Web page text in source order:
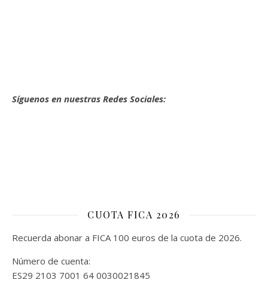
Síguenos en nuestras Redes Sociales:
CUOTA FICA 2026
Recuerda abonar a FICA 100 euros de la cuota de 2026.
Número de cuenta:
ES29 2103 7001 64 0030021845